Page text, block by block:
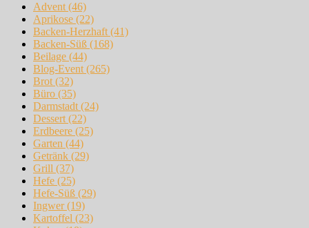
Advent (46)
Aprikose (22)
Backen-Herzhaft (41)
Backen-Süß (168)
Beilage (44)
Blog-Event (265)
Brot (32)
Büro (35)
Darmstadt (24)
Dessert (22)
Erdbeere (25)
Garten (44)
Getränk (29)
Grill (37)
Hefe (25)
Hefe-Süß (29)
Ingwer(19)
Kartoffel (23)